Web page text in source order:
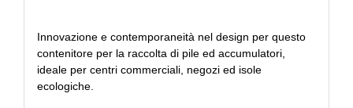
Innovazione e contemporaneità nel design per questo
contenitore per la raccolta di pile ed accumulatori,
ideale per centri commerciali, negozi ed isole
ecologiche.